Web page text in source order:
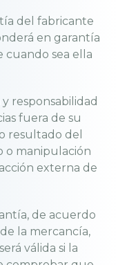
del fabricante
en garantía
cuando sea ella
responsabilidad
fuera de su
resultado del
o manipulación
externa de
de acuerdo
la mercancía,
válida si la